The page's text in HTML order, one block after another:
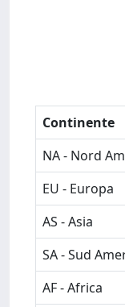
Continente
NA - Nord
EU - Europa
AS - Asia
SA - Sud
AF - Africa